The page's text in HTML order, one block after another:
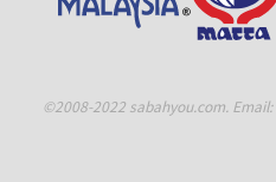
©2008-2022 sabahyou.com. Email: